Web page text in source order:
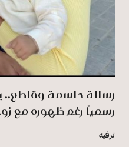
رسالة حاسمة وقاطع..
رسميًا رغم ظهوره مع
ترفيه